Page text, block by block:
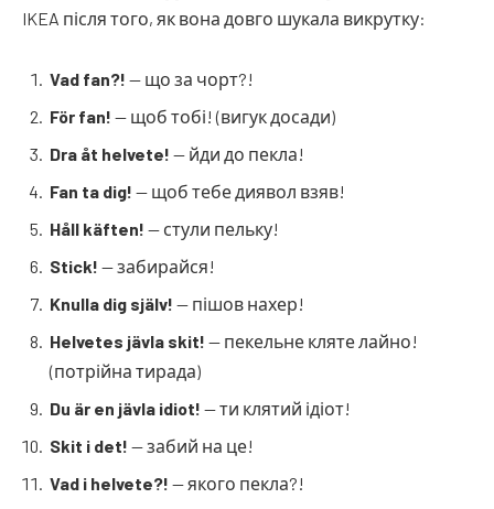
IKEA після того, як вона довго шукала викрутку:
Vad fan?! — що за чорт?!
För fan! — щоб тобі! (вигук досади)
Dra åt helvete! — йди до пекла!
Fan ta dig! — щоб тебе диявол взяв!
Håll käften! — стули пельку!
Stick! — забирайся!
Knulla dig själv! — пішов нахер!
Helvetes jävla skit! — пекельне кляте лайно!
(потрійна тирада)
Du är en jävla idiot! — ти клятий ідіот!
Skit i det! — забий на це!
Vad i helvete?! — якого пекла?!